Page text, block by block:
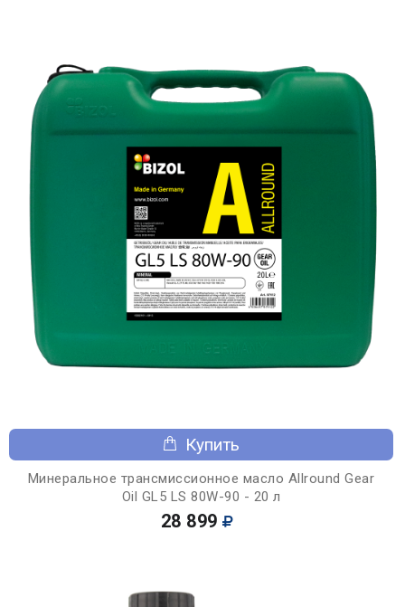
Купить
Минеральное трансмиссионное масло Allround Gear
Oil GL5 LS 80W-90 - 20 л
28 899